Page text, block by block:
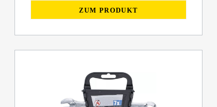
ZUM PRODUKT